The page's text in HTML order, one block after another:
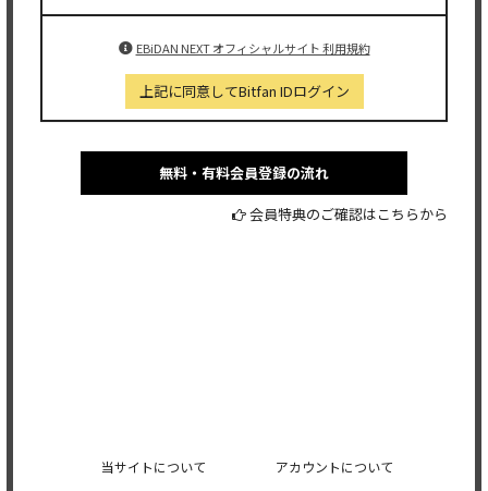
EBiDAN NEXT オフィシャルサイト 利用規約
上記に同意してBitfan IDログイン
無料・有料会員登録の流れ
会員特典のご確認はこちらから
当サイトについて アカウントについて